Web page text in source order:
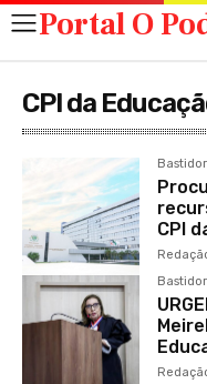
Portal O
CPI da
CPI